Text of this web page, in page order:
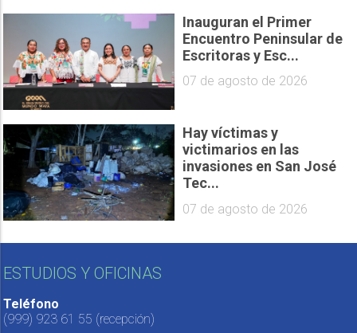
Inauguran el Primer
Encuentro Peninsular de
Escritoras y Esc...
07 de agosto de 2026
Hay víctimas y
victimarios en las
invasiones en San José
Tec...
07 de agosto de 2026
ESTUDIOS Y OFICINAS
Teléfono
(999) 923 61 55 (recepción)